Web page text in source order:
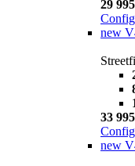
29
new
33
new